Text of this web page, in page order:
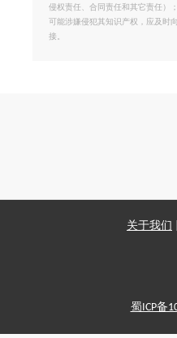
侵权责任、合同责任和其它责任）
可能涉嫌侵犯其知识产权，应及时
接。
关于我们
蜀ICP备